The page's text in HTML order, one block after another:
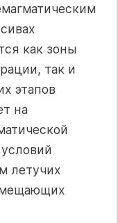
как зоны
так и
этапов
на
летучих